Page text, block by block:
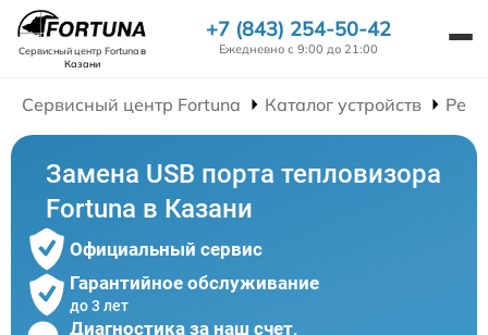
Сервисный центр Fortunaв
Казани
+7 (843) 254-50-42
Ежедневно с 9:00 до 21:00
Сервисный центр Fortuna Каталог устройств
Замена USB порта тепловизора
Fortuna в Казани
Официальный сервис
Гарантийное обслуживание
до 3 лет
Диагностика за наш счет,